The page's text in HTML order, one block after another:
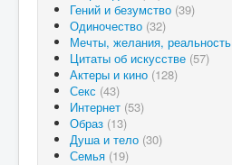
Гений и безумство (39)
Одиночество (32)
Мечты, желания, реальность
Цитаты об искусстве (57)
Актеры и кино (128)
Секс (43)
Интернет (53)
Образ (13)
Душа и тело (30)
Семья (19)